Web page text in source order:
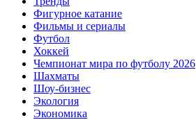
Фигурное катание
Фильмы и сериалы
Футбол
Хоккей
Чемпионат мира по футболу 2026
Шахматы
Шоу-бизнес
Экология
Экономика